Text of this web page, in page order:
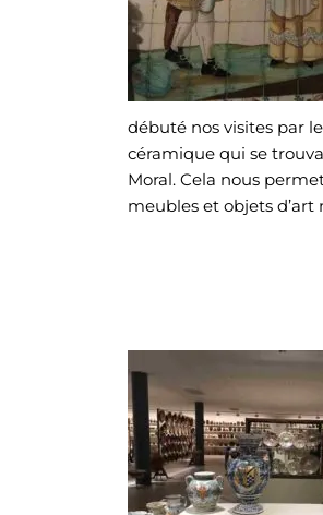
débuté nos visites par
céramique qui se
Moral. Cela nous
meubles et objets d’art